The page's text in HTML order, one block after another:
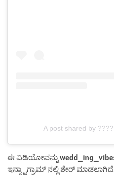
A post shared by
ಈ ವಿಡಿಯೋವನ್ನು
ಇನ್ಸ್ಟಾಗ್ರಾಮ್ ನಲ್ಲಿ ಶೇರ್